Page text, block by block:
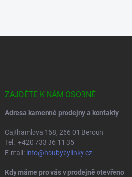
ZAJDĚTE K NÁM OSOBNĚ
Adresa kamenné prodejny a kontakty
Cajthamlova 168, 266 01 Beroun
Tel.: +420 733 36 11 35
E-mail: info@houbybylinky.cz
Kdy máme pro vás v prodejně otevřeno